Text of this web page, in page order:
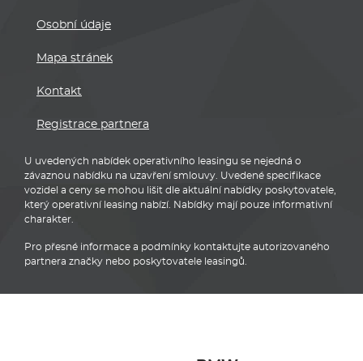
Osobní údaje
Mapa stránek
Kontakt
Registrace partnera
U uvedených nabídek operativního leasingu se nejedná o
závaznou nabídku na uzavření smlouvy. Uvedené specifikace
vozidel a ceny se mohou lišit dle aktuální nabídky poskytovatele,
který operativní leasing nabízí. Nabídky mají pouze informativní
charakter.
Pro přesné informace a podmínky kontaktujte autorizovaného
partnera značky nebo poskytovatele leasingů.